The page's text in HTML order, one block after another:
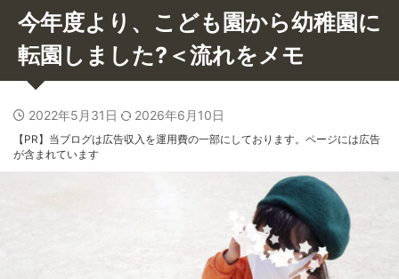
今年度より、こども園から幼稚園に
転園しました?＜流れをメモ
2022年5月31日 2026年6月10日
【PR】当ブログは広告収入を運用費の一部にしております。ページには広告
が含まれています